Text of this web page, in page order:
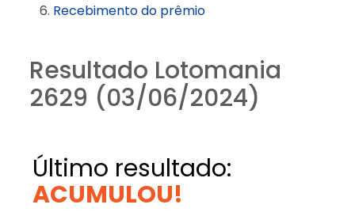
Recebimento do prêmio
Resultado Lotomania
2629 (03/06/2024)
Último resultado:
ACUMULOU!